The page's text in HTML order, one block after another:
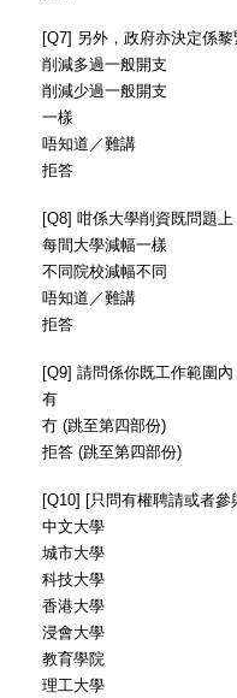
[Q7] 另外，政府亦決定係
削減多過一般開支
削減少過一般開支
一樣
唔知道／難講
拒答
[Q8] 咁係大學削資既問題
每間大學減幅一樣
不同院校減幅不同
唔知道／難講
拒答
[Q9] 請問係你既工作範圍
有
冇 (跳至第四部份)
拒答 (跳至第四部份)
[Q10] [只問有權聘請或者
中文大學
城市大學
科技大學
香港大學
浸會大學
教育學院
理工大學